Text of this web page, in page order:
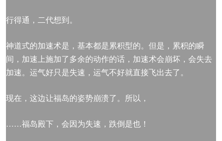
行得通，二代想到。
神道式的加速术是，基本都是累积型的。但是，累积的瞬
间，加速上施加了多余的动作的话，加速术会崩坏，会失去
加速。运气好只是失速，运气不好就直接飞出去了。
现在，这边让福岛的姿势崩溃了。所以，
……福岛殿下，会因为失速，跌倒是也！